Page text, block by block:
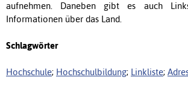
aufnehmen. Daneben gibt es auch
Informationen über das Land.
Schlagwörter
Hochschule; Hochschulbildung; Linkliste;